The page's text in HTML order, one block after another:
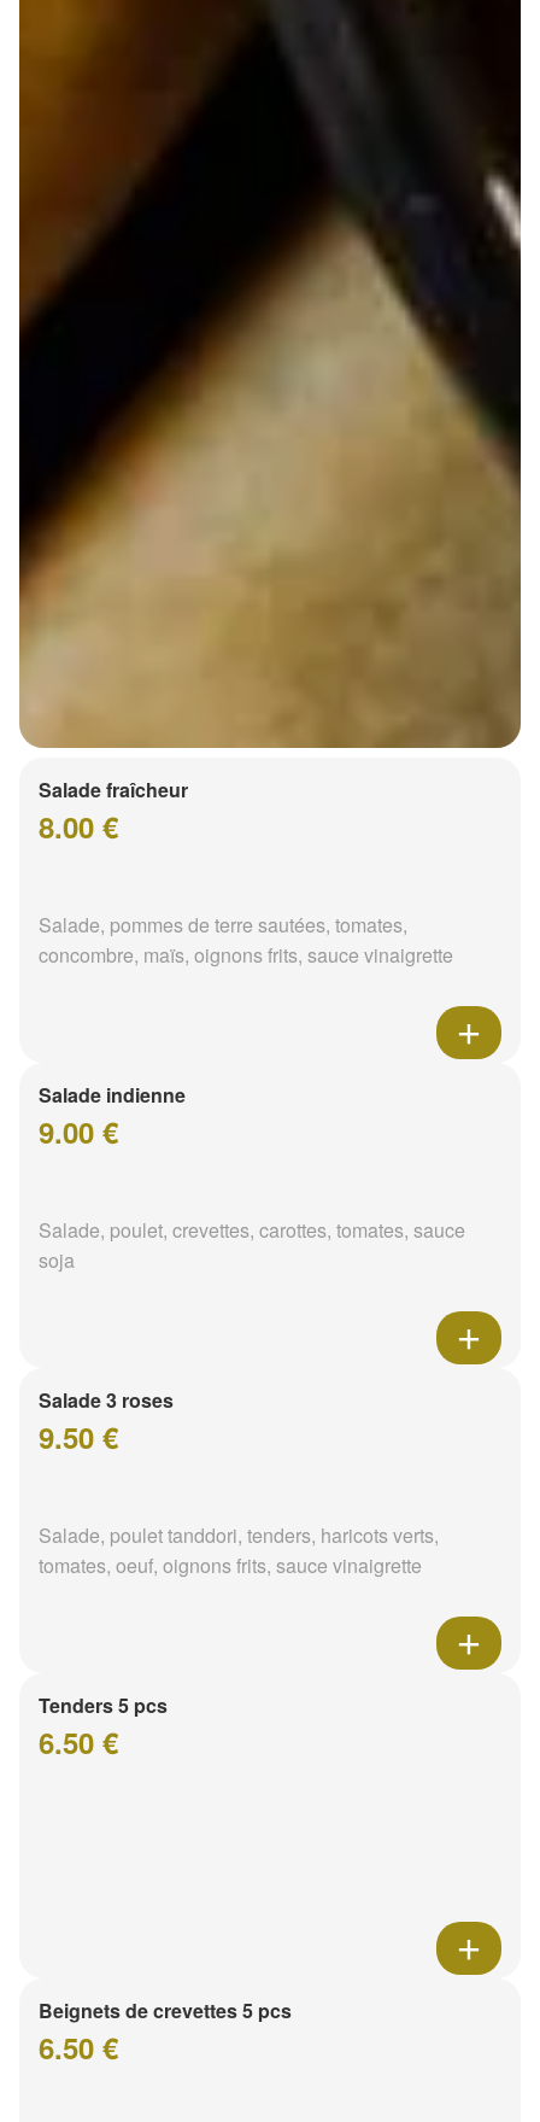
Salade fraîcheur
8.00 €
Salade, pommes de terre sautées, tomates,
concombre, maïs, oignons frits, sauce vinaigrette
Salade indienne
9.00 €
Salade, poulet, crevettes, carottes, tomates, sauce
soja
Salade 3 roses
9.50 €
Salade, poulet tanddori, tenders, haricots verts,
tomates, oeuf, oignons frits, sauce vinaigrette
Tenders 5 pcs
6.50 €
Beignets de crevettes 5 pcs
6.50 €